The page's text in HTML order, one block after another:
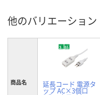
他のバリエーション
商品名 延長コード 電源タ
ップ AC×3個口